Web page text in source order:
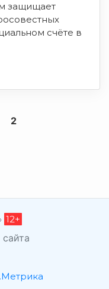
защищает
счёте в
2
12+
сайта